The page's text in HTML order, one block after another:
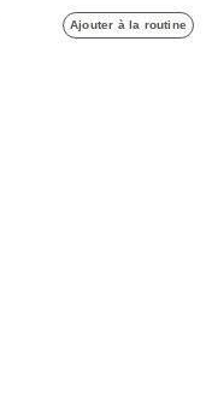
Ajouter à la routine